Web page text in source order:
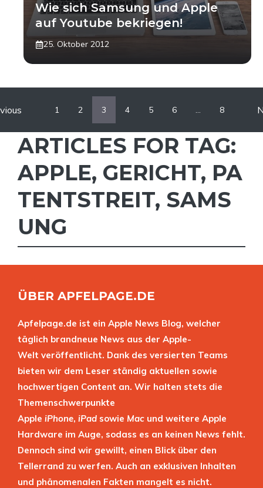
Wie sich Samsung und Apple
auf Youtube bekriegen!
25. Oktober 2012
1 2 3 4 5 6 … 8
ARTICLES FOR TAG:
APPLE, GERICHT, PA
TENTSTREIT, SAMS
UNG
ÜBER APFELPAGE.DE
Apfelpage.de ist ein Apple News Blog, welcher
täglich brandneue News aus der Apple-
Welt veröffentlicht. Dank des versierten Teams
bieten wir dem Leser ständig aktuellen sowie
hochwertigen Content an. Wir halten stets die
Themenschwerpunkte
Apple iPhone, iPad sowie Mac und weitere Apple
Hardware im Auge, sodass es an keinen News fehlt.
Dennoch sind wir gewillt, einen Blick über den
Tellerrand zu werfen. Auch an exklusiven Inhalten
und phänomenalen Fakten mangelt es nicht.